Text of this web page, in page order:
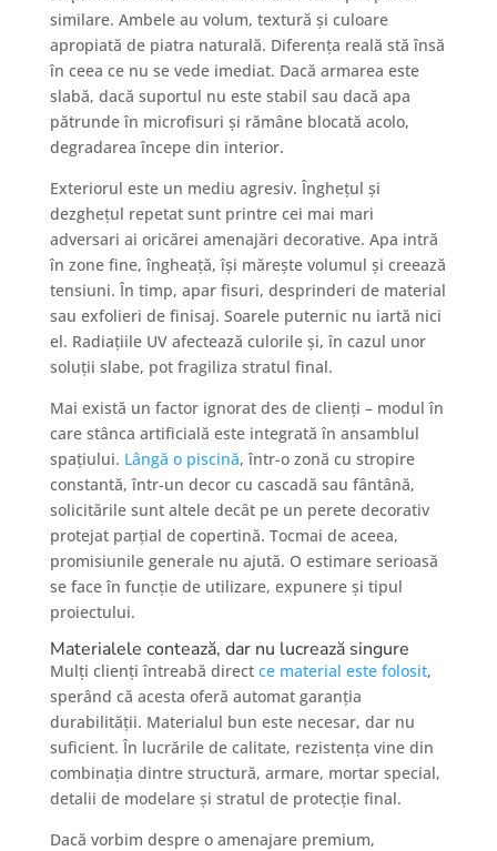
similare. Ambele au volum, textură și culoare
apropiată de piatra naturală. Diferența reală stă însă
în ceea ce nu se vede imediat. Dacă armarea este
slabă, dacă suportul nu este stabil sau dacă apa
pătrunde în microfisuri și rămâne blocată acolo,
degradarea începe din interior.
Exteriorul este un mediu agresiv. Înghețul și
dezghețul repetat sunt printre cei mai mari
adversari ai oricărei amenajări decorative. Apa intră
în zone fine, îngheață, își mărește volumul și creează
tensiuni. În timp, apar fisuri, desprinderi de material
sau exfolieri de finisaj. Soarele puternic nu iartă nici
el. Radiațiile UV afectează culorile și, în cazul unor
soluții slabe, pot fragiliza stratul final.
Mai există un factor ignorat des de clienți – modul în
care stânca artificială este integrată în ansamblul
spațiului. Lângă o piscină, într-o zonă cu stropire
constantă, într-un decor cu cascadă sau fântână,
solicitările sunt altele decât pe un perete decorativ
protejat parțial de copertină. Tocmai de aceea,
promisiunile generale nu ajută. O estimare serioasă
se face în funcție de utilizare, expunere și tipul
proiectului.
Materialele contează, dar nu lucrează singure
Mulți clienți întreabă direct ce material este folosit,
sperând că acesta oferă automat garanția
durabilității. Materialul bun este necesar, dar nu
suficient. În lucrările de calitate, rezistența vine din
combinația dintre structură, armare, mortar special,
detalii de modelare și stratul de protecție final.
Dacă vorbim despre o amenajare premium,